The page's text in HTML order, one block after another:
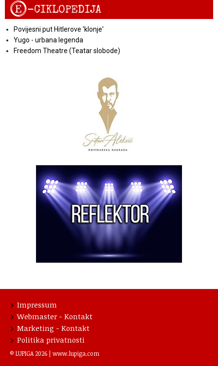
E-CIKLOPEDIJA
Povijesni put Hitlerove 'klonje'
Yugo - urbana legenda
Freedom Theatre (Teatar slobode)
Impressum
Webmaster - Kontakt
Marketing - Kontakt
Politika privatnosti
© LUPIGA 2026 | www.lupiga.com